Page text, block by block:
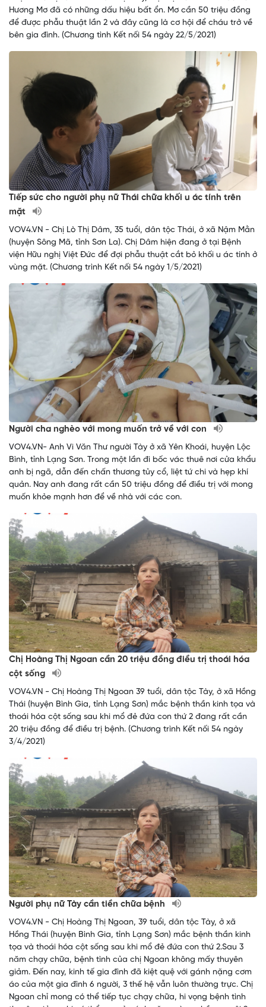
Hương Mơ đã có những dấu hiệu bất ổn. Mơ cần 50 triệu đồng
để được phẫu thuật lần 2 và đây cũng là cơ hội để cháu trở về
bên gia đình. (Chương tình Kết nối 54 ngày 22/5/2021)
Tiếp sức cho người phụ nữ Thái chữa khối u ác tính trên
mặt
VOV4.VN - Chị Lò Thị Dâm, 35 tuổi, dân tộc Thái, ở xã Nậm Mằn
(huyện Sông Mã, tỉnh Sơn La). Chị Dâm hiện đang ở tại Bệnh
viện Hữu nghị Việt Đức để đợi phẫu thuật cắt bỏ khối u ác tính ở
vùng mặt. (Chương trình Kết nối 54 ngày 1/5/2021)
Người cha nghèo với mong muốn trở về với con
VOV4.VN- Anh Vi Văn Thư người Tày ở xã Yên Khoái, huyện Lộc
Bình, tỉnh Lạng Sơn. Trong một lần đi bốc vác thuê nơi cửa khẩu
anh bị ngã, dẫn đến chấn thương tủy cổ, liệt tứ chi và hẹp khí
quản. Nay anh đang rất cần 50 triệu đồng để điều trị với mong
muốn khỏe mạnh hơn để về nhà với các con.
Chị Hoàng Thị Ngoan cần 20 triệu đồng điều trị thoái hóa
cột sống
VOV4.VN - Chị Hoàng Thị Ngoan 39 tuổi, dân tộc Tày, ở xã Hồng
Thái (huyện Bình Gia, tỉnh Lạng Sơn) mắc bệnh thần kinh tọa và
thoái hóa cột sống sau khi mổ đẻ đứa con thứ 2 đang rất cần
20 triệu đồng để điều trị bệnh. (Chương trình Kết nối 54 ngày
3/4/2021)
Người phụ nữ Tày cần tiền chữa bệnh
VOV4.VN - Chị Hoàng Thị Ngoan, 39 tuổi, dân tộc Tày, ở xã
Hồng Thái (huyện Bình Gia, tỉnh Lạng Sơn) mắc bệnh thần kinh
tọa và thoái hóa cột sống sau khi mổ đẻ đứa con thứ 2.Sau 3
năm chạy chữa, bệnh tình của chị Ngoan không mấy thuyên
giảm. Đến nay, kinh tế gia đình đã kiệt quệ với gánh nặng cơm
áo của một gia đình 6 người, 3 thế hệ vẫn luôn thường trực. Chị
Ngoan chỉ mong có thể tiếp tục chạy chữa, hi vọng bệnh tình